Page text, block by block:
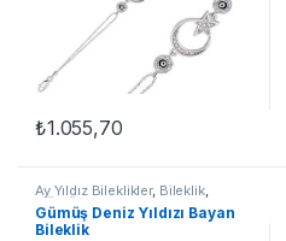
₺1.055,70
Ay Yıldız Bileklikler, Bileklik,
GÜMÜŞ TAKI ,Kadın Bileklikleri
Taşlı Bileklikler
Gümüş Deniz Yıldızı Bayan
Bileklik